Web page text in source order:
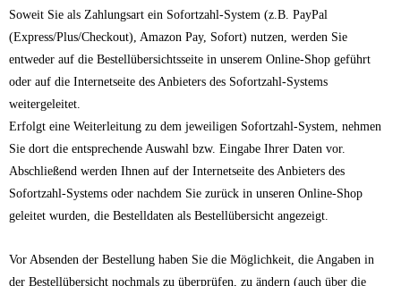
Soweit Sie als Zahlungsart ein Sofortzahl-System (z.B. PayPal
(Express/Plus/Checkout), Amazon Pay, Sofort) nutzen, werden Sie
entweder auf die Bestellübersichtsseite in unserem Online-Shop geführt
oder auf die Internetseite des Anbieters des Sofortzahl-Systems
weitergeleitet.
Erfolgt eine Weiterleitung zu dem jeweiligen Sofortzahl-System, nehmen
Sie dort die entsprechende Auswahl bzw. Eingabe Ihrer Daten vor.
Abschließend werden Ihnen auf der Internetseite des Anbieters des
Sofortzahl-Systems oder nachdem Sie zurück in unseren Online-Shop
geleitet wurden, die Bestelldaten als Bestellübersicht angezeigt.
Vor Absenden der Bestellung haben Sie die Möglichkeit, die Angaben in
der Bestellübersicht nochmals zu überprüfen, zu ändern (auch über die